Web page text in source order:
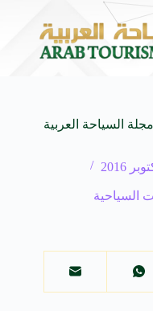
افتتاح اكبر صالة
السياحة العربية
السياحية